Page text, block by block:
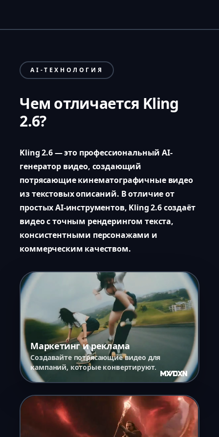
AI-ТЕХНОЛОГИЯ
Чем отличается Kling
2.6?
Kling 2.6 — это профессиональный AI-
генератор видео, создающий
потрясающие кинематографичные видео
из текстовых описаний. В отличие от
простых AI-инструментов, Kling 2.6 создаёт
видео с точным рендерингом текста,
консистентными персонажами и
коммерческим качеством.
Маркетинг и реклама
Создавайте потрясающие видео для
кампаний, которые конвертируют.